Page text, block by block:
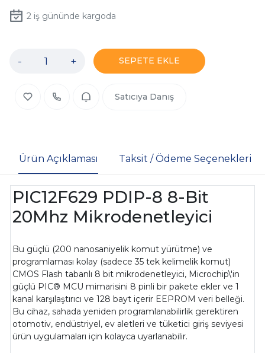
2iş gününde kargoda
- + SEPETE EKLE
Satıcıya Danış
Ürün Açıklaması Taksit / Ödeme Seçenekleri
PIC12F629 PDIP-8 8-Bit
20Mhz Mikrodenetleyici
Bu güçlü (200 nanosaniyelik komut yürütme) ve
programlaması kolay (sadece 35 tek kelimelik komut)
CMOS Flash tabanlı 8 bit mikrodenetleyici, Microchip\'in
güçlü PIC® MCU mimarisini 8 pinli bir pakete ekler ve 1
kanal karşılaştırıcı ve 128 bayt içerir EEPROM veri belleği.
Bu cihaz, sahada yeniden programlanabilirlik gerektiren
otomotiv, endüstriyel, ev aletleri ve tüketici giriş seviyesi
ürün uygulamaları için kolayca uyarlanabilir.